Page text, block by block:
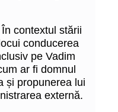
În contextul stării
conducerea
pe Vadim
ar fi domnul
și propunerea lui
externă.